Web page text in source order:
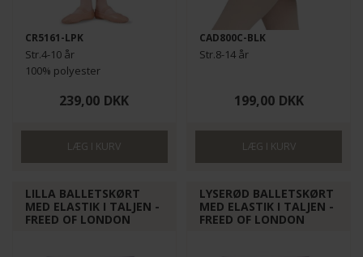
CR5161-LPK
Str.4-10 år
100% polyester
239,00 DKK
CAD800C-BLK
Str.8-14 år
199,00 DKK
LILLA BALLETSKØRT
MED ELASTIK I TALJEN -
FREED OF LONDON
LYSERØD BALLETSKØRT
MED ELASTIK I TALJEN -
FREED OF LONDON